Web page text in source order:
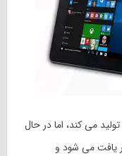
می کند، اما در حال
در بازار یافت می شود و